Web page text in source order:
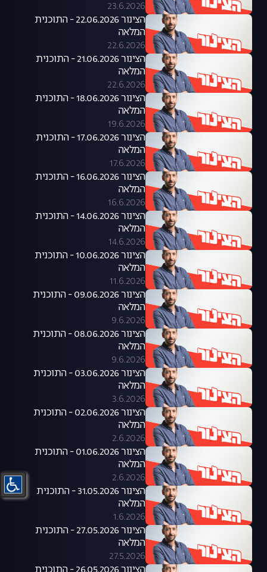
23.6.2026
הצינור 22.06.2026 - התוכנית
המלאה
22.6.2026
הצינור 21.06.2026 - התוכנית
המלאה
22.6.2026
הצינור 18.06.2026 - התוכנית
המלאה
19.6.2026
הצינור 17.06.2026 - התוכנית
המלאה
17.6.2026
הצינור 16.06.2026 - התוכנית
המלאה
16.6.2026
הצינור 14.06.2026 - התוכנית
המלאה
14.6.2026
הצינור 10.06.2026 - התוכנית
המלאה
11.6.2026
הצינור 09.06.2026 - התוכנית
המלאה
9.6.2026
הצינור 08.06.2026 - התוכנית
המלאה
9.6.2026
הצינור 03.06.2026 - התוכנית
המלאה
3.6.2026
הצינור 02.06.2026 - התוכנית
המלאה
2.6.2026
הצינור 01.06.2026 - התוכנית
המלאה
2.6.2026
הצינור 31.05.2026 - התוכנית
המלאה
1.6.2026
הצינור 27.05.2026 - התוכנית
המלאה
27.5.2026